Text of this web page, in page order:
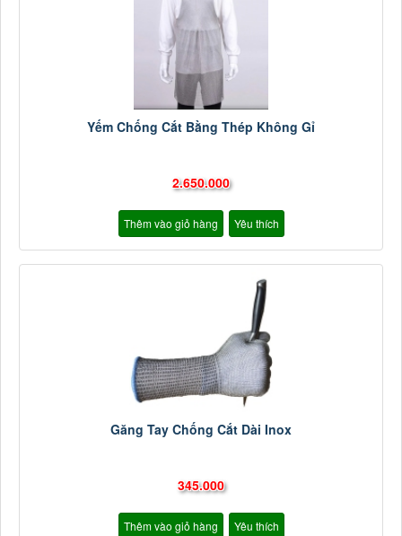
Yếm Chống Cắt Bằng Thép Không Gỉ
2.650.000
Thêm vào giỏ hàng Yêu thích
Găng Tay Chống Cắt Dài Inox
345.000
Thêm vào giỏ hàng Yêu thích